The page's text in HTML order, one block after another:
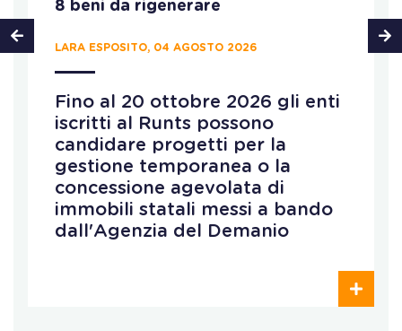
8 beni da rigenerare
LARA ESPOSITO, 04 AGOSTO 2026
Fino al 20 ottobre 2026 gli enti
iscritti al Runts possono
candidare progetti per la
gestione temporanea o la
concessione agevolata di
immobili statali messi a bando
dall'Agenzia del Demanio